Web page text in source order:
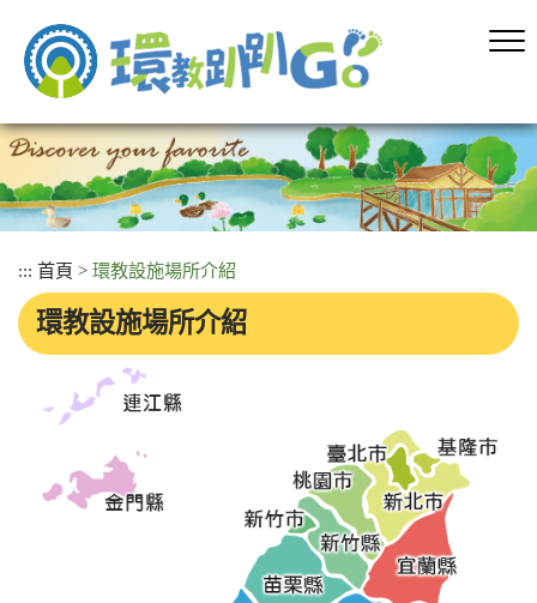
容
塊
::: 首頁 > 環教設施場所介紹
環教設施場所介紹